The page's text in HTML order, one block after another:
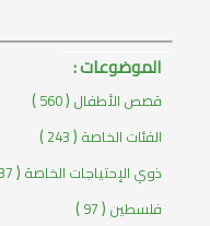
الموضوعات :
قصص الأطفال (
560
)
الفئات الخاصة (
243
)
ذوي الإحتياجات الخاصة (
فلسطين (
97
)